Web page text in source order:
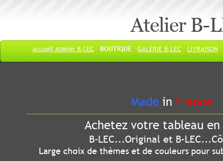
Atelier B-
Accueil Atelier B-LEC BOUTIQUE GALERIE B-LEC LIVRAISON
Made in France
Achetez votre tableau
B-LEC...Original et B-
Large choix de thèmes et de couleurs pour